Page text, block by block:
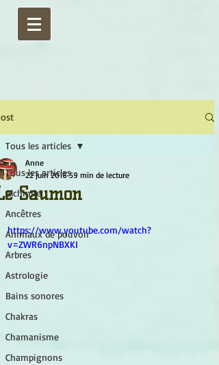
Tous les articles
Alchimie
Ancêtres
Animaux de pouvoir
Arbres
Astrologie
Bains sonores
Chakras
Chamanisme
Champignons
Tous les articles
Saumon
Anne
22 juin 2016 59 min de lecture
https://www.youtube.com/watch?
v=ZWR6npNBXKI